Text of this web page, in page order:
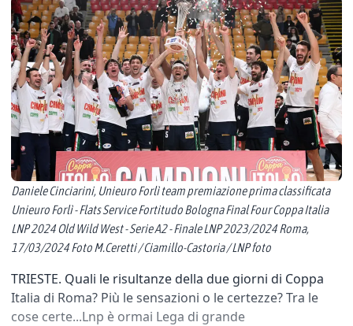
Daniele Cinciarini, Unieuro Forlì team premiazione prima classificata
Unieuro Forlì - Flats Service Fortitudo Bologna Final Four Coppa Italia
LNP 2024 Old Wild West - Serie A2 - Finale LNP 2023/2024 Roma,
17/03/2024 Foto M.Ceretti / Ciamillo-Castoria / LNP foto
TRIESTE. Quali le risultanze della due giorni di Coppa
Italia di Roma? Più le sensazioni o le certezze? Tra le
cose certe...Lnp è ormai Lega di grande